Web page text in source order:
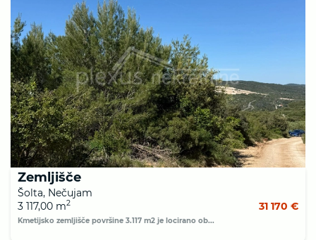
Zemljišče
Šolta, Nečujam
3 117,00 m2 31 170 €
Kmetijsko zemljišče površine 3.117 m2 je locirano ob...